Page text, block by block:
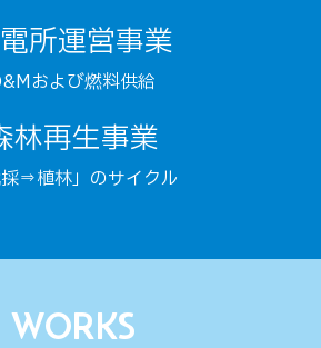
所運営事業
および燃料供給
林再生事業
採⇒植林」のサイクル
WORKS